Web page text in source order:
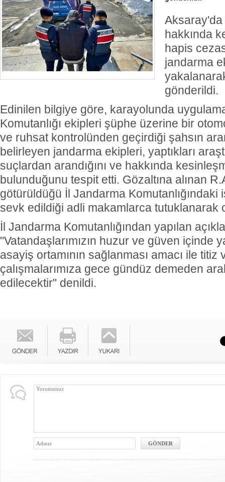
hakkında
hapis
jandarma
gönderildi.
Edinilen bilgiye göre, karayolunda
Komutanlığı ekipleri şüphe üzerine bir
ve ruhsat kontrolünden geçirdiği şahsın
belirleyen jandarma ekipleri, yaptıkları
suçlardan arandığını ve hakkında
bulunduğunu tespit etti. Gözaltına alınan
götürüldüğü İl Jandarma Komutanlığındaki
sevk edildiği adli makamlarca tutuklanarak
İl Jandarma Komutanlığından yapılan
"Vatandaşlarımızın huzur ve güven içinde
asayiş ortamının sağlanması amacı ile titiz
çalışmalarımıza gece gündüz demeden
edilecektir" denildi.